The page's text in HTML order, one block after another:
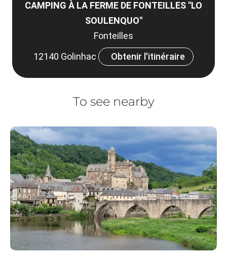
CAMPING À LA FERME DE FONTEILLES "LO
SOULENQUO"
Fonteilles
12140 Golinhac
Obtenir l'itinéraire
To see nearby